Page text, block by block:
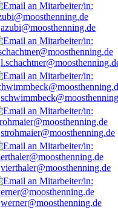
azubi@moosthenning.de
strohmaier@moosthenning.de
vierthaler@moosthenning.de
werner@moosthenning.de